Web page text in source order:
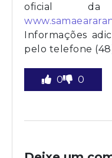
oficial da
Informações
pelo telefone
0 0